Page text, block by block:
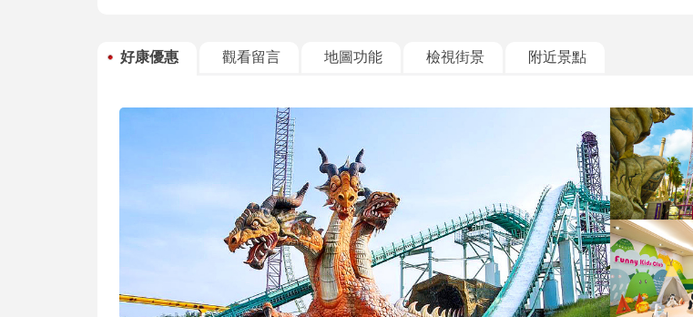
好康優惠 觀看留言 地圖功能 檢視街景 附近景點